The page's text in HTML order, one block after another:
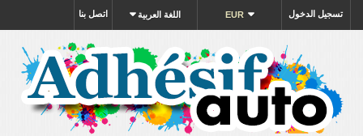
تسجيل الدخول EUR اللغة العربية اتصل بنا